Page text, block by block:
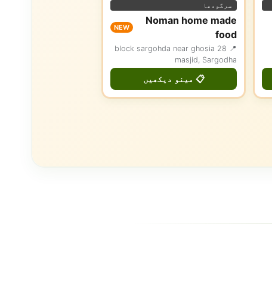
سرگودھا
Noman home made
food
NEW
📍 28 block sargohda near ghosia
masjid, Sargodha
📋 مینو دیکھیں